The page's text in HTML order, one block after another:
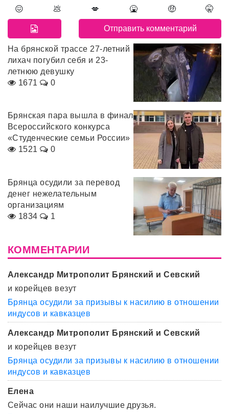
😖 💩 💋 🤮 🤑 🤫
На брянской трассе 27-летний
лихач погубил себя и 23-
летнюю девушку
1671
0
Брянская пара вышла в финал
Всероссийского конкурса
«Студенческие семьи России»
1521
0
Брянца осудили за перевод
денег нежелательным
организациям
1834
1
КОММЕНТАРИИ
Александр Митрополит Брянский и Севский
и корейцев везут
Брянца осудили за призывы к насилию в отношении
индусов и кавказцев
Александр Митрополит Брянский и Севский
и корейцев везут
Брянца осудили за призывы к насилию в отношении
индусов и кавказцев
Елена
Сейчас они наши наилучшие друзья.